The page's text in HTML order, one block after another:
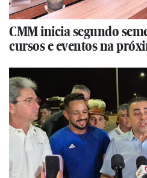
CMM inicia segundo
cursos e eventos na